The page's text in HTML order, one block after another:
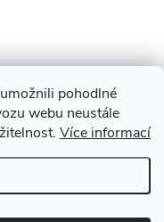
pohodlné
webu neustále
Více informací
práva vyhrazena.